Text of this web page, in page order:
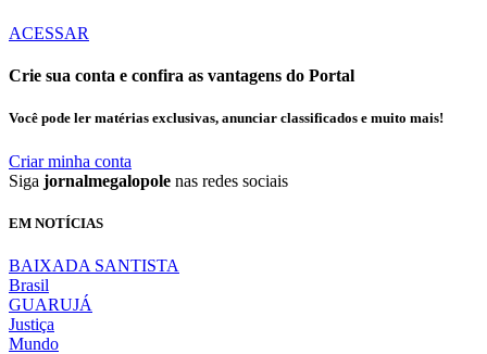
ACESSAR
Crie sua conta e confira as vantagens do Portal
Você pode ler matérias exclusivas, anunciar classificados e muito mais!
Criar minha conta
Siga jornalmegalopole nas redes sociais
EM NOTÍCIAS
BAIXADA SANTISTA
Brasil
GUARUJÁ
Justiça
Mundo